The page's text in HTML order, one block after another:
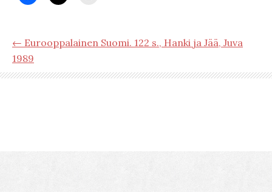
← Eurooppalainen Suomi. 122 s., Hanki ja Jää, Juva
1989